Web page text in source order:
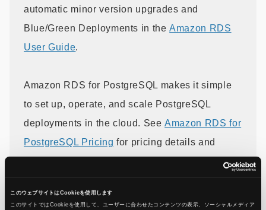
このウェブサイトはCookieを使用します
このサイトではCookieを使用して、ユーザーに合わせたコンテンツの表示、ソーシャルメディア
automatic minor version upgrades and
Blue/Green Deployments in theAmazon RDS
User Guide.
Amazon RDS for PostgreSQL makes it simple
to set up, operate, and scale PostgreSQL
deployments in the cloud. SeeAmazon RDS for
PostgreSQL Pricing for pricing details and
regional availability. Create or update a fully
Amazon RDS Management Console.